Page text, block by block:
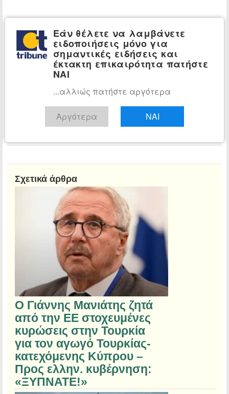
Αίθουσα Σύνταξης
Τμήμα ειδήσεων tribune.gr
Σχετικά άρθρα
Ο Γιάννης Μανιάτης ζητά
από την ΕΕ στοχευμένες
κυρώσεις στην Τουρκία
για τον αγωγό Τουρκίας-
κατεχόμενης Κύπρου –
Προς ελλην. κυβέρνηση:
«ΞΥΠΝΑΤΕ!»
Εάν θέλετε να λαμβάνετε
ειδοποιήσεις μόνο για
σημαντικές ειδήσεις και
έκτακτη επικαιρότητα πατήστε
ΝΑΙ
...αλλιώς πατήστε αργότερα
Αργότερα ΝΑΙ